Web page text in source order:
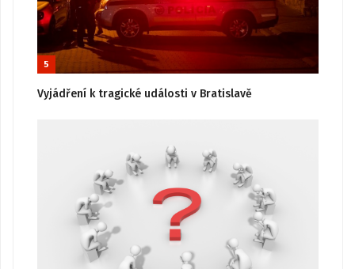
5
Vyjádření k tragické události v Bratislavě